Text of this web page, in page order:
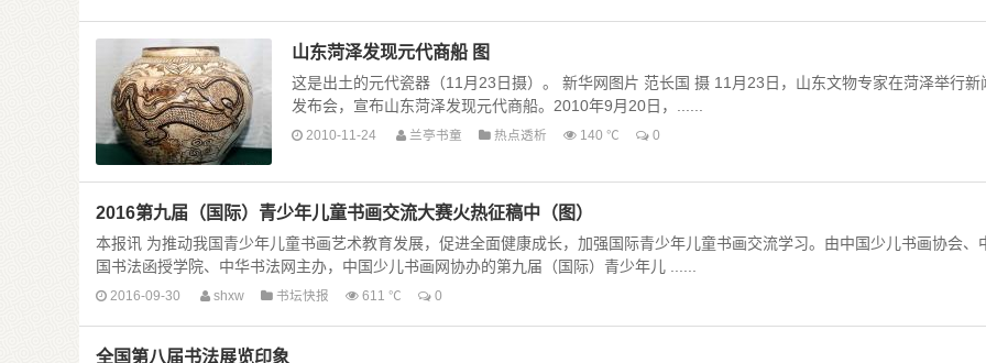
山东菏泽发现元代商船 图
这是出土的元代瓷器（11月23日摄）。 新华网图片 范长国 摄 11月23日，山东文物专家在菏泽举行新
发布会，宣布山东菏泽发现元代商船。2010年9月20日，......
2010-11-24 兰亭书童 热点透析 140 ℃ 0
2016第九届（国际）青少年儿童书画交流大赛火热征稿中（图）
本报讯 为推动我国青少年儿童书画艺术教育发展，促进全面健康成长，加强国际青少年儿童书画交流学习。由中国少儿书画协会、
国书法函授学院、中华书法网主办，中国少儿书画网协办的第九届（国际）青少年儿 ......
2016-09-30 shxw 书坛快报 611 ℃ 0
全国第八届书法展览印象